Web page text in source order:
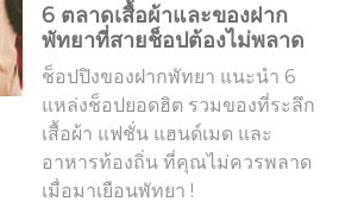
6 ตลาดเสื้อผ้าและของฝาก
พัทยาที่สายช็อปต้องไม่พลาด
ช็อปปิงของฝากพัทยา แนะนำ 6
แหล่งช็อปยอดฮิต รวมของที่ระลึก
เสื้อผ้า แฟชั่น แฮนด์เมด และ
อาหารท้องถิ่น ที่คุณไม่ควรพลาด
เมื่อมาเยือนพัทยา !